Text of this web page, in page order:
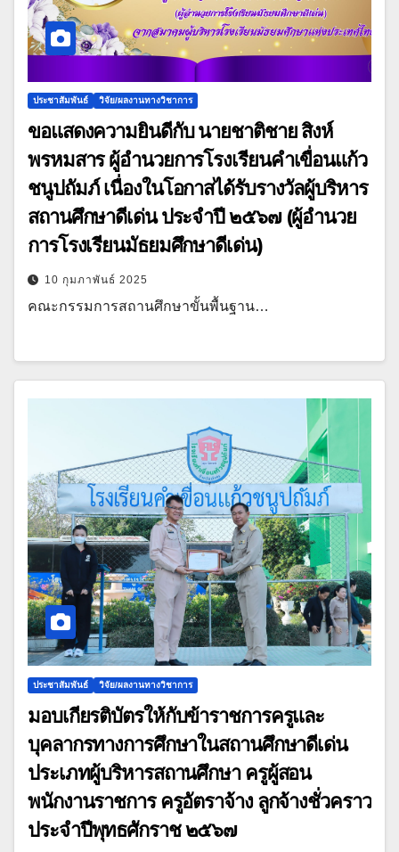
ประชาสัมพันธ์ วิจัย/ผลงานทางวิชาการ
ขอแสดงความยินดีกับ นายชาติชาย สิงห์
พรหมสาร ผู้อำนวยการโรงเรียนคำเขื่อนแก้ว
ชนูปถัมภ์ เนื่องในโอกาสได้รับรางวัลผู้บริหาร
สถานศึกษาดีเด่น ประจำปี ๒๕๖๗ (ผู้อำนวย
การโรงเรียนมัธยมศึกษาดีเด่น)
10 กุมภาพันธ์ 2025
คณะกรรมการสถานศึกษาขั้นพื้นฐาน…
ประชาสัมพันธ์ วิจัย/ผลงานทางวิชาการ
มอบเกียรติบัตรให้กับข้าราชการครูและ
บุคลากรทางการศึกษาในสถานศึกษาดีเด่น
ประเภทผู้บริหารสถานศึกษา ครูผู้สอน
พนักงานราชการ ครูอัตราจ้าง ลูกจ้างชั่วคราว
ประจำปีพุทธศักราช ๒๕๖๗